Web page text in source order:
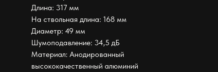
Длина: 317 мм
На ствольная длина: 168 мм
Диаметр: 49 мм
Шумоподавление: 34,5 дБ
Материал: Анодированный
высококачественный алюминий